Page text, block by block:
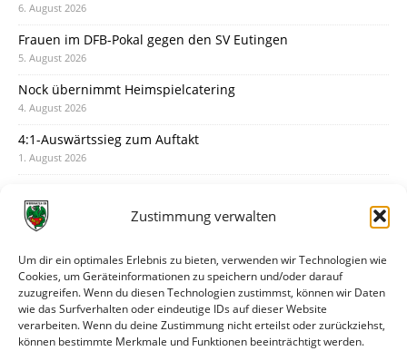
Zustimmung verwalten
Um dir ein optimales Erlebnis zu bieten, verwenden wir Technologien wie
Cookies, um Geräteinformationen zu speichern und/oder darauf
zuzugreifen. Wenn du diesen Technologien zustimmst, können wir Daten
wie das Surfverhalten oder eindeutige IDs auf dieser Website
verarbeiten. Wenn du deine Zustimmung nicht erteilst oder zurückziehst,
können bestimmte Merkmale und Funktionen beeinträchtigt werden.
6. August 2026
Frauen im DFB-Pokal gegen den SV Eutingen
5. August 2026
Nock übernimmt Heimspielcatering
4. August 2026
4:1-Auswärtssieg zum Auftakt
1. August 2026
31. Juli 2026
30. Juli 2026
Deine Spielminute: 89+1
28. Juli 2026
Neuer Rückensponsor